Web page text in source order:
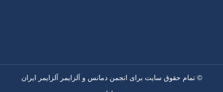
© تمام حقوق سایت برای انجمن دمانس و آلزایمر آلزایمر ایران